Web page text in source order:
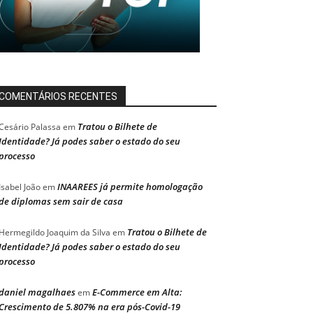
RECENTES
Palassa em Tratou o Bilhete de
Já podes saber o estado do seu
JoãoemINAAREES já permite homologação
diplomas sem sair de casa
Joaquim da Silva em Tratou o Bilhete de
Já podes saber o estado do seu
magalhaesemE-Commerce em Alta:
de 5.807% na era pós-Covid-19